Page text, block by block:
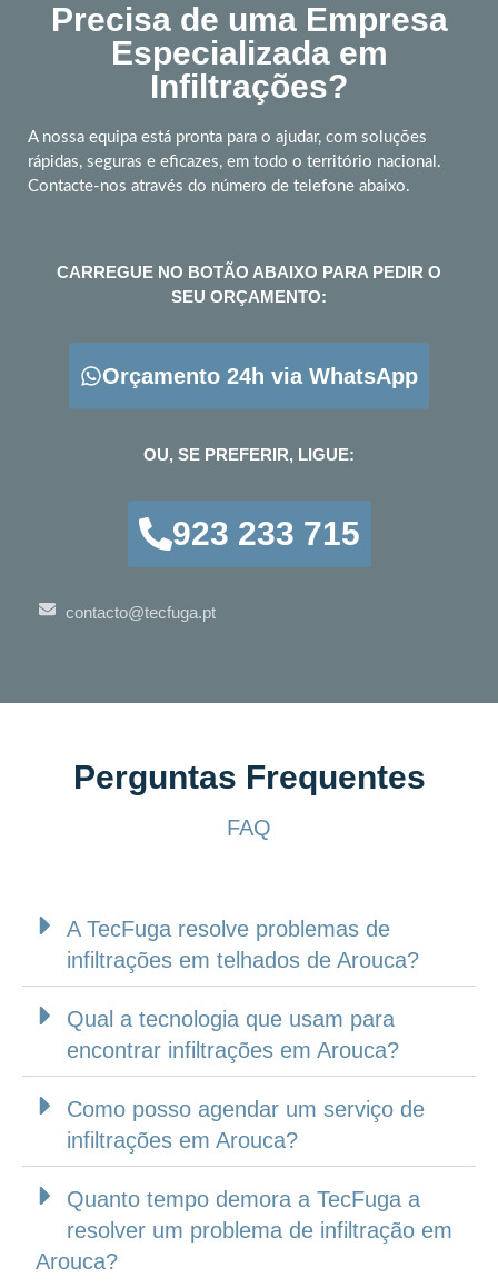
Precisa de uma Empresa
Especializada em
Infiltrações?
A nossa equipa está pronta para o ajudar, com soluções
rápidas, seguras e eficazes, em todo o território nacional.
Contacte-nos através do número de telefone abaixo.
CARREGUE NO BOTÃO ABAIXO PARA PEDIR O
SEU ORÇAMENTO:
Orçamento 24h via WhatsApp
OU, SE PREFERIR, LIGUE:
923 233 715
contacto@tecfuga.pt
Perguntas Frequentes
FAQ
A TecFuga resolve problemas de
infiltrações em telhados de Arouca?
Qual a tecnologia que usam para
encontrar infiltrações em Arouca?
Como posso agendar um serviço de
infiltrações em Arouca?
Quanto tempo demora a TecFuga a
resolver um problema de infiltração em
Arouca?